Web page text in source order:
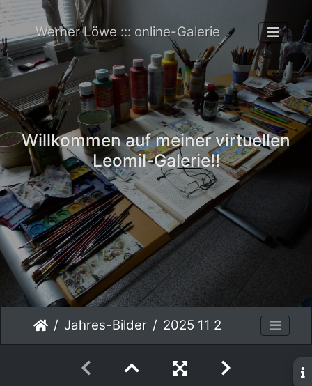
Werner Löwe ::: online-Galerie
Willkommen auf meiner virtuellen
Leomil-Galerie!!
Jahres-Bilder 2025 11 2